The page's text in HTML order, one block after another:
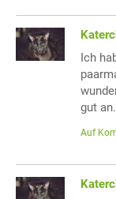
Ich
gut an.
Auf